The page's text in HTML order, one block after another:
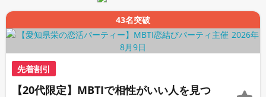
43名突破
先着割引
【20代限定】MBTIで相性がいい人を見つ